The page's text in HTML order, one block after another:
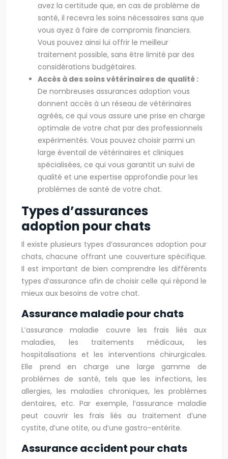
avez la certitude que, en cas de problème de
santé, il recevra les soins nécessaires sans que
vous ayez à faire de compromis financiers.
Vous pouvez ainsi lui offrir le meilleur
traitement possible, sans être limité par des
considérations budgétaires.
Accès à des soins vétérinaires de qualité :
De nombreuses assurances adoption vous
donnent accès à un réseau de vétérinaires
agréés, ce qui vous assure une prise en charge
optimale de votre chat par des professionnels
expérimentés. Vous pouvez choisir parmi un
large éventail de vétérinaires et cliniques
spécialisées, ce qui vous garantit un suivi de
qualité et une expertise approfondie pour les
problèmes de santé de votre chat.
Types d’assurances
adoption pour chats
Il existe plusieurs types d’assurances adoption pour
chats, chacune offrant une couverture spécifique.
Il est important de bien comprendre les différents
types d’assurance afin de choisir celle qui répond le
mieux aux besoins de votre chat.
Assurance maladie pour chats
L’assurance maladie couvre les frais liés aux
maladies, les traitements médicaux, les
hospitalisations et les interventions chirurgicales.
Elle prend en charge une large gamme de
problèmes de santé, tels que les infections, les
allergies, les maladies chroniques, les problèmes
dentaires, etc. Par exemple, l’assurance maladie
peut couvrir les frais liés au traitement d’une
cystite, d’une otite, ou d’une gastro-entérite.
Assurance accident pour chats